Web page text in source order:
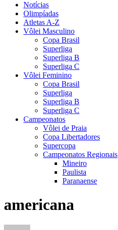
Notícias
Olimpíadas
Atletas A-Z
Vôlei Masculino
Copa Brasil
Superliga
Superliga B
Superliga C
Vôlei Feminino
Copa Brasil
Superliga
Superliga B
Superliga C
Campeonatos
Vôlei de Praia
Copa Libertadores
Supercopa
Campeonatos Regionais
Mineiro
Paulista
Paranaense
americana